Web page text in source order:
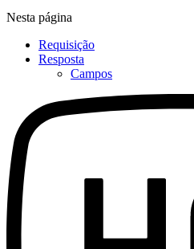
Nesta página
Requisição
Resposta
Campos